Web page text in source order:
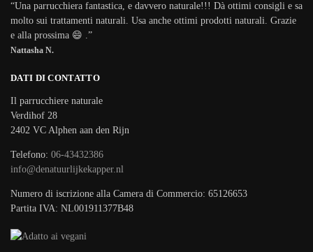
“Una parrucchiera fantastica, e davvero naturale!!! Dà ottimi consigli e sa
molto sui trattamenti naturali. Usa anche ottimi prodotti naturali. Grazie
e alla prossima 😄 .”
Nattasha N.
DATI DI CONTATTO
Il parrucchiere naturale
Verdihof 28
2402 VC Alphen aan den Rijn
Telefono: 06-43432386
info@denatuurlijkekapper.nl
Numero di iscrizione alla Camera di Commercio: 65126653
Partita IVA: NL001911377B48